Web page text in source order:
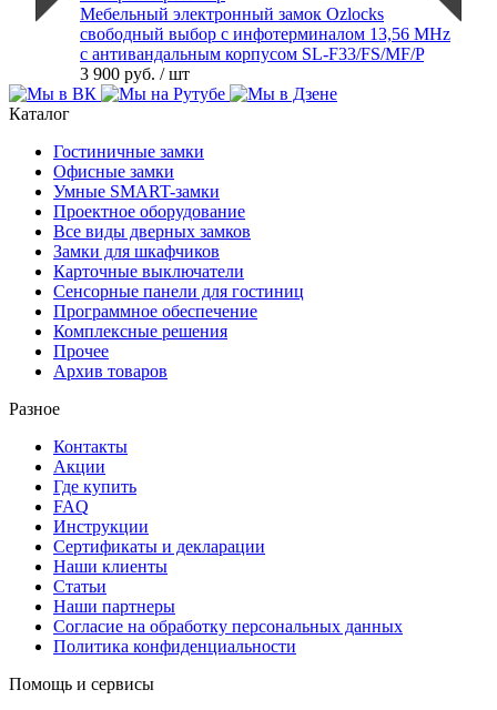
Мебельный электронный замок Ozlocks
свободный выбор с инфотерминалом 13,56 MHz
с антивандальным корпусом SL-F33/FS/MF/P
3 900 руб. / шт
Каталог
Гостиничные замки
Офисные замки
Умные SMART-замки
Проектное оборудование
Все виды дверных замков
Замки для шкафчиков
Карточные выключатели
Сенсорные панели для гостиниц
Программное обеспечение
Комплексные решения
Прочее
Архив товаров
Разное
Контакты
Акции
Где купить
FAQ
Инструкции
Сертификаты и декларации
Наши клиенты
Статьи
Наши партнеры
Согласие на обработку персональных данных
Политика конфиденциальности
Помощь и сервисы